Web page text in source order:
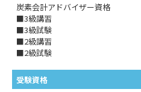
炭素会計アドバイザー資格
■3級講習
■3級試験
■2級講習
■2級試験
受験資格